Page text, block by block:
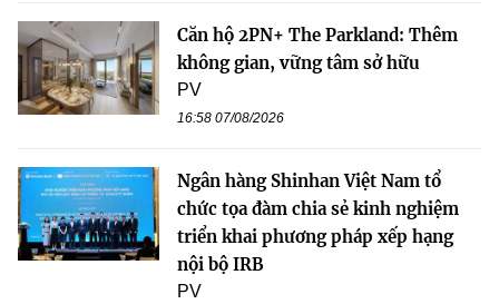
Căn hộ 2PN+ The Parkland: Thêm
không gian, vững tâm sở hữu
PV
16:58 07/08/2026
Ngân hàng Shinhan Việt Nam tổ
chức tọa đàm chia sẻ kinh nghiệm
triển khai phương pháp xếp hạng
nội bộ IRB
PV